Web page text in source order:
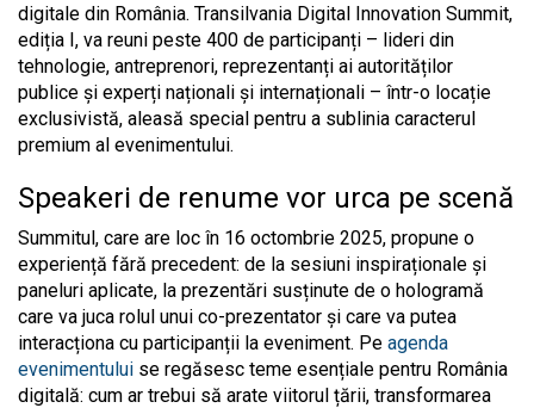
digitale din România. Transilvania Digital Innovation Summit,
ediția I, va reuni peste 400 de participanți – lideri din
tehnologie, antreprenori, reprezentanți ai autorităților
publice și experți naționali și internaționali – într-o locație
exclusivistă, aleasă special pentru a sublinia caracterul
premium al evenimentului.
Speakeri de renume vor urca pe scenă
Summitul, care are loc în 16 octombrie 2025, propune o
experiență fără precedent: de la sesiuni inspiraționale și
paneluri aplicate, la prezentări susținute de o hologramă
care va juca rolul unui co-prezentator și care va putea
interacționa cu participanții la eveniment. Pe agenda
evenimentului se regăsesc teme esențiale pentru România
digitală: cum ar trebui să arate viitorul țării, transformarea